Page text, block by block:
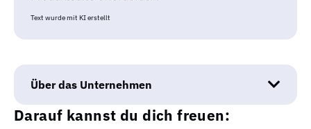
Text wurde mit KI erstellt
Über das Unternehmen
Darauf kannst du dich freuen: